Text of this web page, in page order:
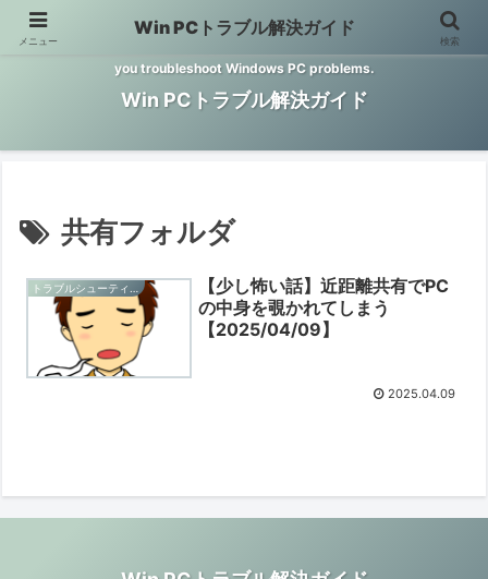
Windows PCのトラブル解決をお手伝いするサイトです。 This site helps
you troubleshoot Windows PC problems.
Win PCトラブル解決ガイド
共有フォルダ
【少し怖い話】近距離共有でPC
の中身を覗かれてしまう
【2025/04/09】
2025.04.09
メニュー
Win PCトラブル解決ガイド
検索